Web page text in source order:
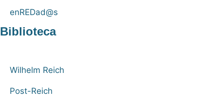
enREDad@s
Biblioteca
Wilhelm Reich
Post-Reich